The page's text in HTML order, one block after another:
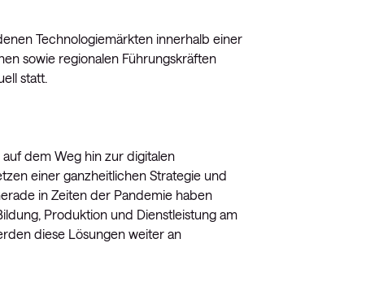
Technologiemärkten innerhalb einer
sowie regionalen Führungskräften
statt.
dem Weg hin zur digitalen
einer ganzheitlichen Strategie und
in Zeiten der Pandemie haben
Produktion und Dienstleistung am
diese Lösungen weiter an